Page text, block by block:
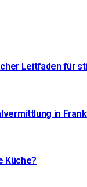
Leitfaden für
in
Küche?